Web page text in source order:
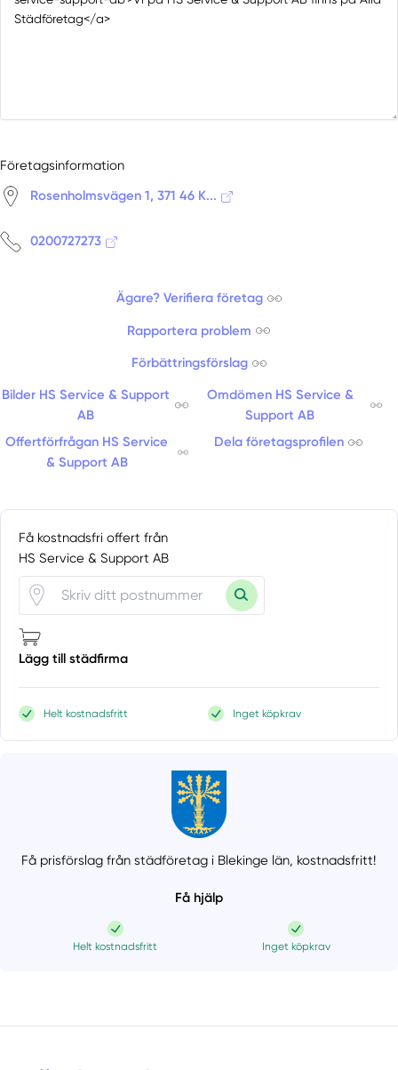
Företagsinformation
Rosenholmsvägen 1, 371 46 K...
0200727273
Ägare? Verifiera företag
Rapportera problem
Förbättringsförslag
Bilder HS Service & Support
AB
Omdömen HS Service &
Support AB
Offertförfrågan HS Service
& Support AB
Dela företagsprofilen
Få kostnadsfri offert från
HS Service & Support AB
Lägg till städfirma
Helt kostnadsfritt Inget köpkrav
Få prisförslag från städföretag i Blekinge län, kostnadsfritt!
Få hjälp
Helt kostnadsfritt Inget köpkrav